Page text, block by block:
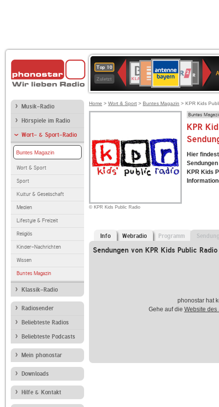
Top 10
Zuletzt
Deutschlandfunk
80er
90er
OLDIE
ANTENNE
SWR3
WDR
4
BR-
KLASSIK
Deutschlandfunk
KulturBAYERN
2
SWR
Kultur
NDR
2
Musik-Radio
Hörspiele im Radio
Wort- & Sport-Radio
Buntes Magazin
Wort & Sport
Sport
Kultur & Gesellschaft
Medien
Lifestyle & Freizeit
Religiös
Kinder-Nachrichten
Wissen
Buntes Magazin
Klassik-Radio
Radiosender
Beliebteste Radios
Beliebteste Podcasts
Mein phonostar
Downloads
Hilfe & Kontakt
Home > Wort & Sport > Buntes Magazin > KPR Kids
© KPR Kids Public Radio
Buntes
KPR
Hier
KPR Kids
Info Webradio Programm
Sendungen von KPR Kids Public
phonostar hat
Gehe auf die Website des